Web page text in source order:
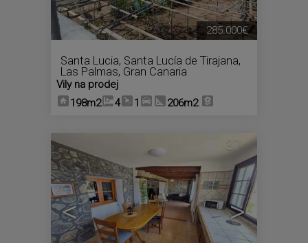
Santa Lucia, Santa Lucía de Tirajana,
Las Palmas, Gran Canaria
Vily na prodej
198m2
4 1 206m2
285.000€
< >
37